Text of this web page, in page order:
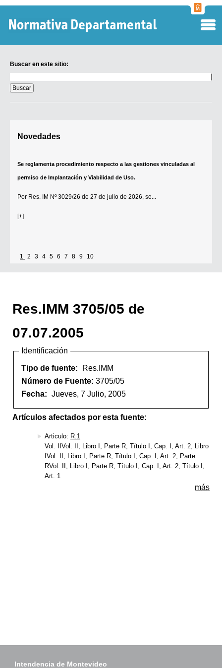
Buscar en este sitio:
en
este
sitio:
Novedades
Se reglamenta procedimiento respecto a las gestiones vinculadas al
permiso de Implantación y Viabilidad de Uso.
Por Res. IM Nº 3029/26 de 27 de julio de 2026, se...
[+]
1 2 3 4 5 6 7 8 9 10
Res.IMM 3705/05 de
07.07.2005
Identificación
Tipo de fuente:
Res.IMM
Número de Fuente: 3705/05
Fecha: Jueves, 7 Julio, 2005
Artículos afectados por esta fuente:
Articulo: R.1
Vol. IIVol. II, Libro I, Parte R, Título I, Cap. I, Art. 2, Libro
IVol. II, Libro I, Parte R, Título I, Cap. I, Art. 2, Parte
RVol. II, Libro I, Parte R, Título I, Cap. I, Art. 2, Título I,
Art. 1
más
Intendencia de Montevideo